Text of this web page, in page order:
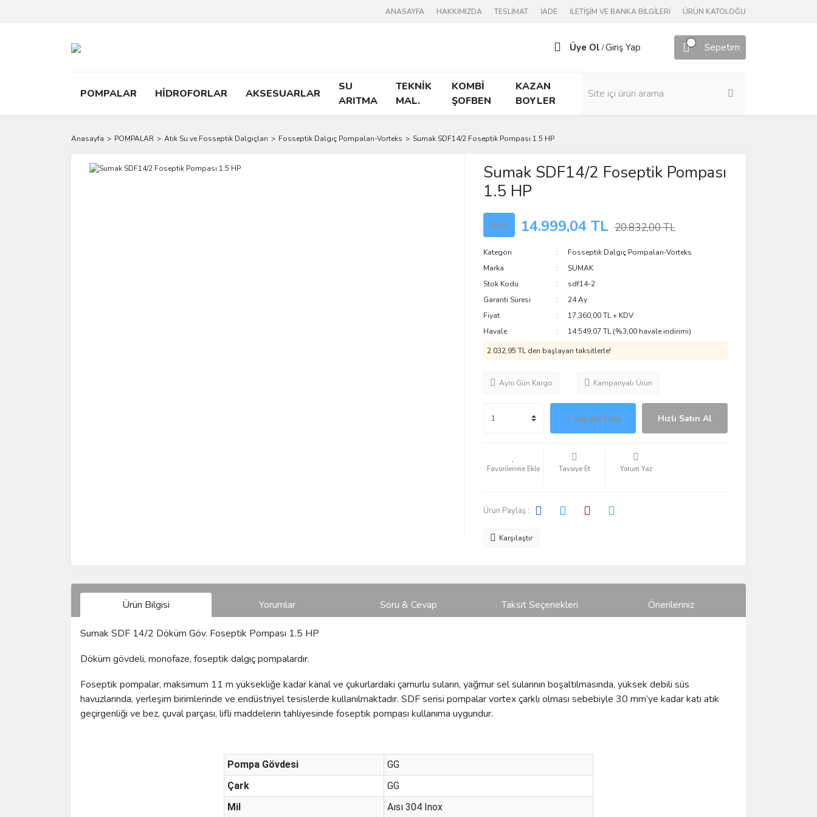
ANASAYFA HAKKIMIZDA TESLİMAT İADE İLETİŞİM VE BANKA BİLGİLERİ ÜRÜN KATOLOĞU
Üye Ol /Giriş Yap Sepetim
POMPALAR HİDROFORLAR AKSESUARLAR
SU
ARITMA
TEKNİK
MAL.
KOMBİ
ŞOFBEN
KAZAN
BOYLER
Anasayfa POMPALAR Atık Su ve Fosseptik Dalgıçları Fosseptik Dalgıç Pompaları-Vorteks Sumak SDF14/2 Foseptik Pompası 1.5 HP
Sumak SDF14/2 Foseptik Pompası
1.5 HP
%28 14.999,04 TL 20.832,00 TL
Kategori
Fosseptik Dalgıç Pompaları-Vorteks
Marka
SUMAK
Stok Kodu
sdf14-2
Garanti Süresi
24 Ay
Fiyat
17.360,00 TL + KDV
Havale
14.549,07 TL (%3,00 havale indirimi)
2.032,95 TL den başlayan taksitlerle!
Aynı Gün Kargo Kampanyalı Ürün
Sepete Ekle Hızlı Satın Al
Tavsiye Et Yorum Yaz
Ürün Paylaş :
Karşılaştır
Ürün Bilgisi Yorumlar Soru & Cevap Taksit Seçenekleri Önerileriniz
Sumak SDF 14/2 Döküm Göv. Foseptik Pompası 1.5 HP
Döküm gövdeli, monofaze, foseptik dalgıç pompalardır.
Foseptik pompalar, maksimum 11 m yüksekliğe kadar kanal ve çukurlardaki çamurlu suların, yağmur sel sularının boşaltılmasında, yüksek debili süs
havuzlarında, yerleşim birimlerinde ve endüstriyel tesislerde kullanılmaktadır. SDF serisi pompalar vortex çarklı olması sebebiyle 30 mm’ye kadar katı atık
geçirgenliği ve bez, çuval parçası, lifli maddelerin tahliyesinde foseptik pompası kullanıma uygundur.
Pompa Gövdesi
GG
Çark
GG
Mil
Aısı 304 Inox